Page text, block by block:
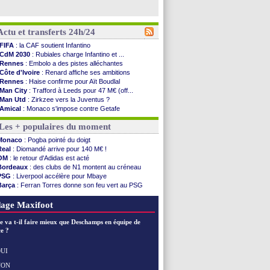
et transferts 24h/24
FIFA : la CAF soutient Infantino
CdM 2030 : Rubiales charge Infantino et ...
Rennes : Embolo a des pistes alléchantes
Côte d'Ivoire : Renard affiche ses ambitions
Rennes : Haise confirme pour Aït Boudlal
Man City : Trafford à Leeds pour 47 M€ (off...
Man Utd : Zirkzee vers la Juventus ?
Amical : Monaco s'impose contre Getafe
Nantes: Der Zakarian et sa relation avec Kita
OM: le club prêt à libérer Kondogbia ?
Monaco: le message touchant d'Akliouche
FIFA: Tebas en remet une couche
FIFA : l'UEFA maintient la pression
PSG: Tebas encense Luis Enrique
Real: Vinicius jusqu'en 2032 (officiel)
Lyon: Mangala va rejoindre Getafe
OM: une offre refusée pour Aguerd
Troyes: Junior Diaz jusqu'en 2030 (officiel)
OM : une offre pour Bulka
PSG
Arsenal
+ populaires du moment
: Pogba pointé du doigt
: Diomandé arrive pour 140 M€ !
: le retour d'Adidas est acté
: des clubs de N1 montent au créneau
: Liverpool accélère pour Mbaye
: Ferran Torres donne son feu vert au PSG
City: Rodri préfère le Barça au Real !
Maxifoot
va t-il faire mieux que Deschamps en équipe de
?